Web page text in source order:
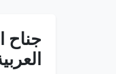
جناح